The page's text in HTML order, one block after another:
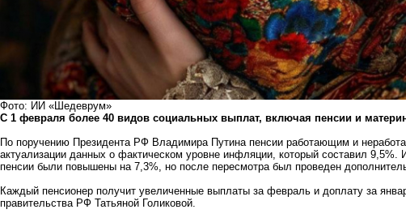
Фото: ИИ «Шедеврум»
С 1 февраля более 40 видов социальных выплат, включая пенсии и
По поручению Президента РФ Владимира Путина пенсии работающим и
актуализации данных о фактическом уровне инфляции, который составил 9,5%.
пенсии были повышены на 7,3%, но после пересмотра был проведен
Каждый пенсионер получит увеличенные выплаты за февраль и доплату за
правительства РФ Татьяной Голиковой.